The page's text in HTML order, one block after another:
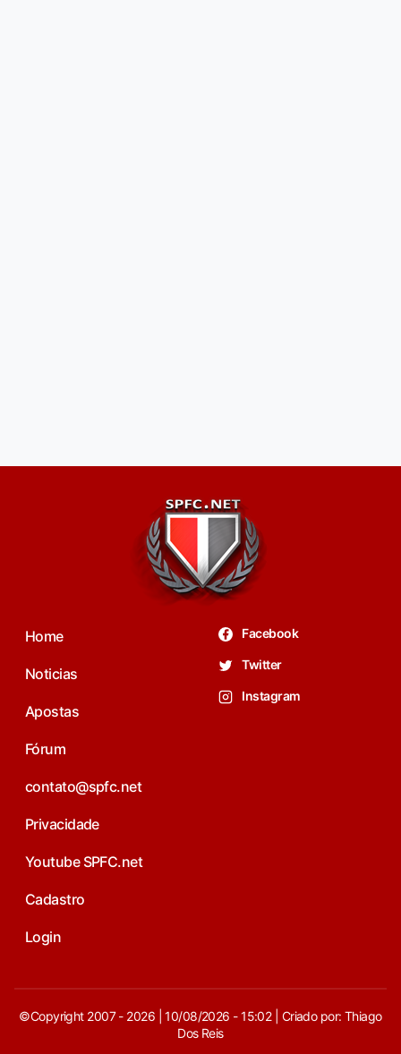
Home
Noticias
Apostas
Fórum
contato@spfc.net
Privacidade
Youtube SPFC.net
Cadastro
Login
Facebook
Twitter
Instagram
©Copyright 2007 - 2026 | 10/08/2026 - 15:02 | Criado por: Thiago
Dos Reis